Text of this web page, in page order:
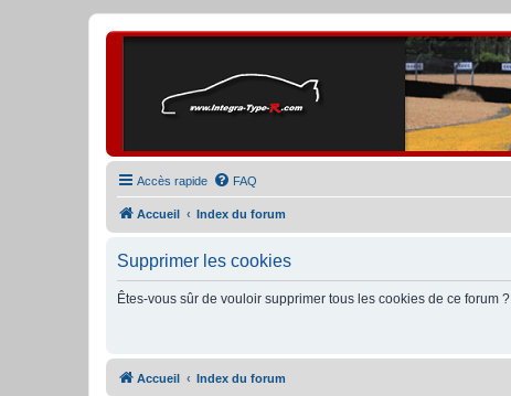
Accès rapide FAQ
Accueil Index du forum
Supprimer les cookies
Êtes-vous sûr de vouloir supprimer tous les cookies de ce forum ?
Accueil Index du forum